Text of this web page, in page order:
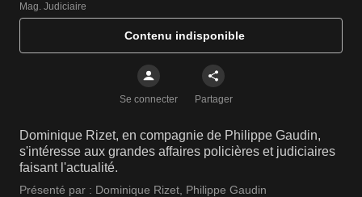
Mag. Judiciaire
Contenu indisponible
Se connecter Partager
Dominique Rizet, en compagnie de Philippe Gaudin,
s'intéresse aux grandes affaires policières et judiciaires
faisant l'actualité.
Présenté par : Dominique Rizet Philippe Gaudin